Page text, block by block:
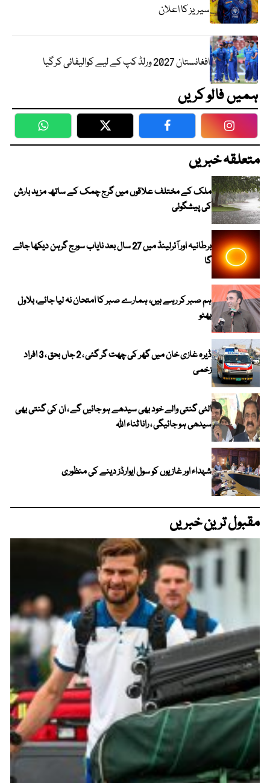
سیریز کا اعلان
افغانستان 2027 ورلڈ کپ کے لیے کوالیفائی کرگیا
ہمیں فالو کریں
WhatsApp Twitter Facebook
متعلقہ خبریں
ملک کے مختلف علاقوں میں گرج چمک کے ساتھ مزید بارش
کی پیشگوئی
برطانیہ اور آئرلینڈ میں 27 سال بعد نایاب سورج گرہن دیکھا جائے
گا
ہم صبر کر رہے ہیں، ہمارے صبر کا امتحان نہ لیا جائے، بلاول
بھٹو
ڈیرہ غازی خان میں گھر کی چھت گر گئی ، 2 جاں بحق ، 3 افراد
زخمی
الٹی گنتی والے خود بھی سیدھے ہو جائیں گے ، ان کی گنتی بھی
سیدھی ہو جائیگی ، رانا ثناء اللہ
شہداء اور غازیوں کو سول ایوارڈز دینے کی منظوری
مقبول ترین خبریں